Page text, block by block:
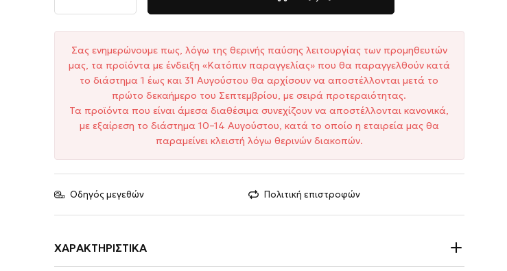
Σας ενημερώνουμε πως, λόγω της θερινής παύσης λειτουργίας των προμηθευτών
μας, τα προϊόντα με ένδειξη «Κατόπιν παραγγελίας» που θα παραγγελθούν κατά
το διάστημα 1 έως και 31 Αυγούστου θα αρχίσουν να αποστέλλονται μετά το
πρώτο δεκαήμερο του Σεπτεμβρίου, με σειρά προτεραιότητας.
Τα προϊόντα που είναι άμεσα διαθέσιμα συνεχίζουν να αποστέλλονται κανονικά,
με εξαίρεση το διάστημα 10–14 Αυγούστου, κατά το οποίο η εταιρεία μας θα
παραμείνει κλειστή λόγω θερινών διακοπών.
Οδηγός μεγεθών Πολιτική επιστροφών
ΧΑΡΑΚΤΗΡΙΣΤΙΚΆ